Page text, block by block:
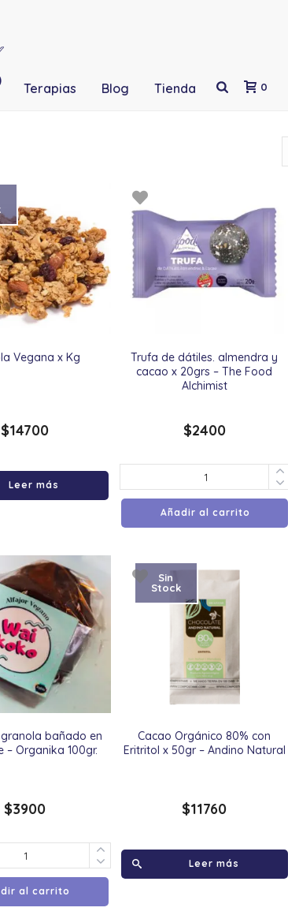
Terapias Blog Tienda 0
Vegana x Kg
$14700
Leer más
Trufa de dátiles. almendra y
cacao x 20grs – The Food
Alchimist
$2400
Añadir al carrito
bañado en
– Organika 100gr.
$3900
al carrito
Cacao Orgánico 80% con
Eritritol x 50gr – Andino Natural
Sin
Stock
$11760
Leer más